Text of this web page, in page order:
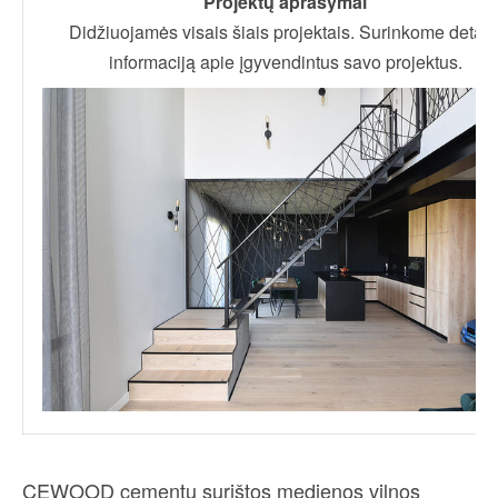
Didžiuojamės visais šiais projektais. Surinkome
informaciją apie įgyvendintus savo projektus.
CEWOOD cementu surištos medienos vilnos